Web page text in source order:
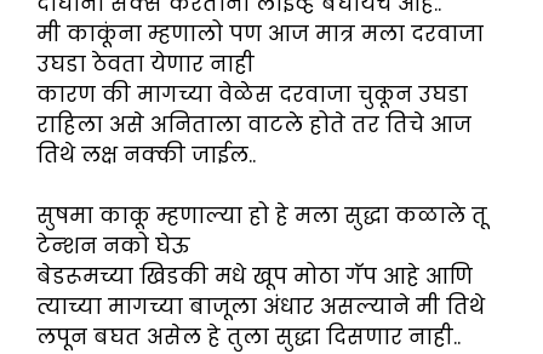
मी काकूंना म्हणालो पण आज मात्र मला दरवाजा
उघडा ठेवता येणार नाही
कारण की मागच्या वेळेस दरवाजा चुकून उघडा
राहिला असे अनिताला वाटले होते तर तिचे आज
तिथे लक्ष नक्की जाईल..
सुषमा काकू म्हणाल्या हो हे मला सुद्धा कळाले तू
टेन्शन नको घेऊ
बेडरूमच्या खिडकी मधे खूप मोठा गॅप आहे आणि
त्याच्या मागच्या बाजूला अंधार असल्याने मी तिथे
लपून बघत असेल हे तुला सुद्धा दिसणार नाही..